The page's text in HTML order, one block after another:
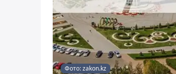
Фото: zakon.kz